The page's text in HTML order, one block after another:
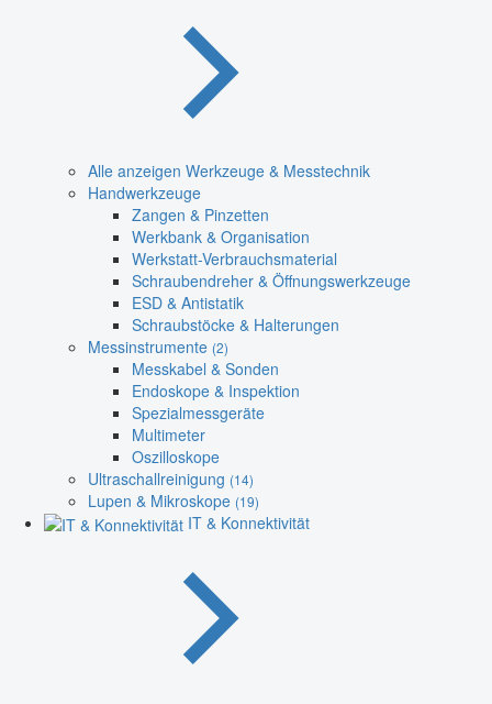
Alle anzeigen Werkzeuge & Messtechnik
Handwerkzeuge
Zangen & Pinzetten
Werkbank & Organisation
Werkstatt-Verbrauchsmaterial
Schraubendreher & Öffnungswerkzeuge
ESD & Antistatik
Schraubstöcke & Halterungen
Messinstrumente (2)
Messkabel & Sonden
Endoskope & Inspektion
Spezialmessgeräte
Multimeter
Oszilloskope
Ultraschallreinigung (14)
Lupen & Mikroskope (19)
IT & Konnektivität